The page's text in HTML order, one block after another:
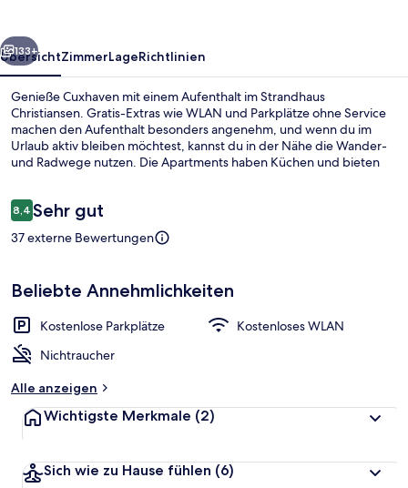
Weiter
133+
ÜbersichtZimmerLageRichtlinien
Genieße Cuxhaven mit einem Aufenthalt im Strandhaus
Christiansen. Gratis-Extras wie WLAN und Parkplätze ohne Service
machen den Aufenthalt besonders angenehm, und wenn du im
Urlaub aktiv bleiben möchtest, kannst du in der Nähe die Wander-
und Radwege nutzen. Die Apartments haben Küchen und bieten
Bewertungen
8,48,4 von 10.
Sehr gut
37 externe Bewertungen
Beliebte Annehmlichkeiten
Kostenlose Parkplätze
Kostenloses WLAN
Nichtraucher
Alle anzeigen
Wichtigste Merkmale (2)
Sich wie zu Hause fühlen (6)